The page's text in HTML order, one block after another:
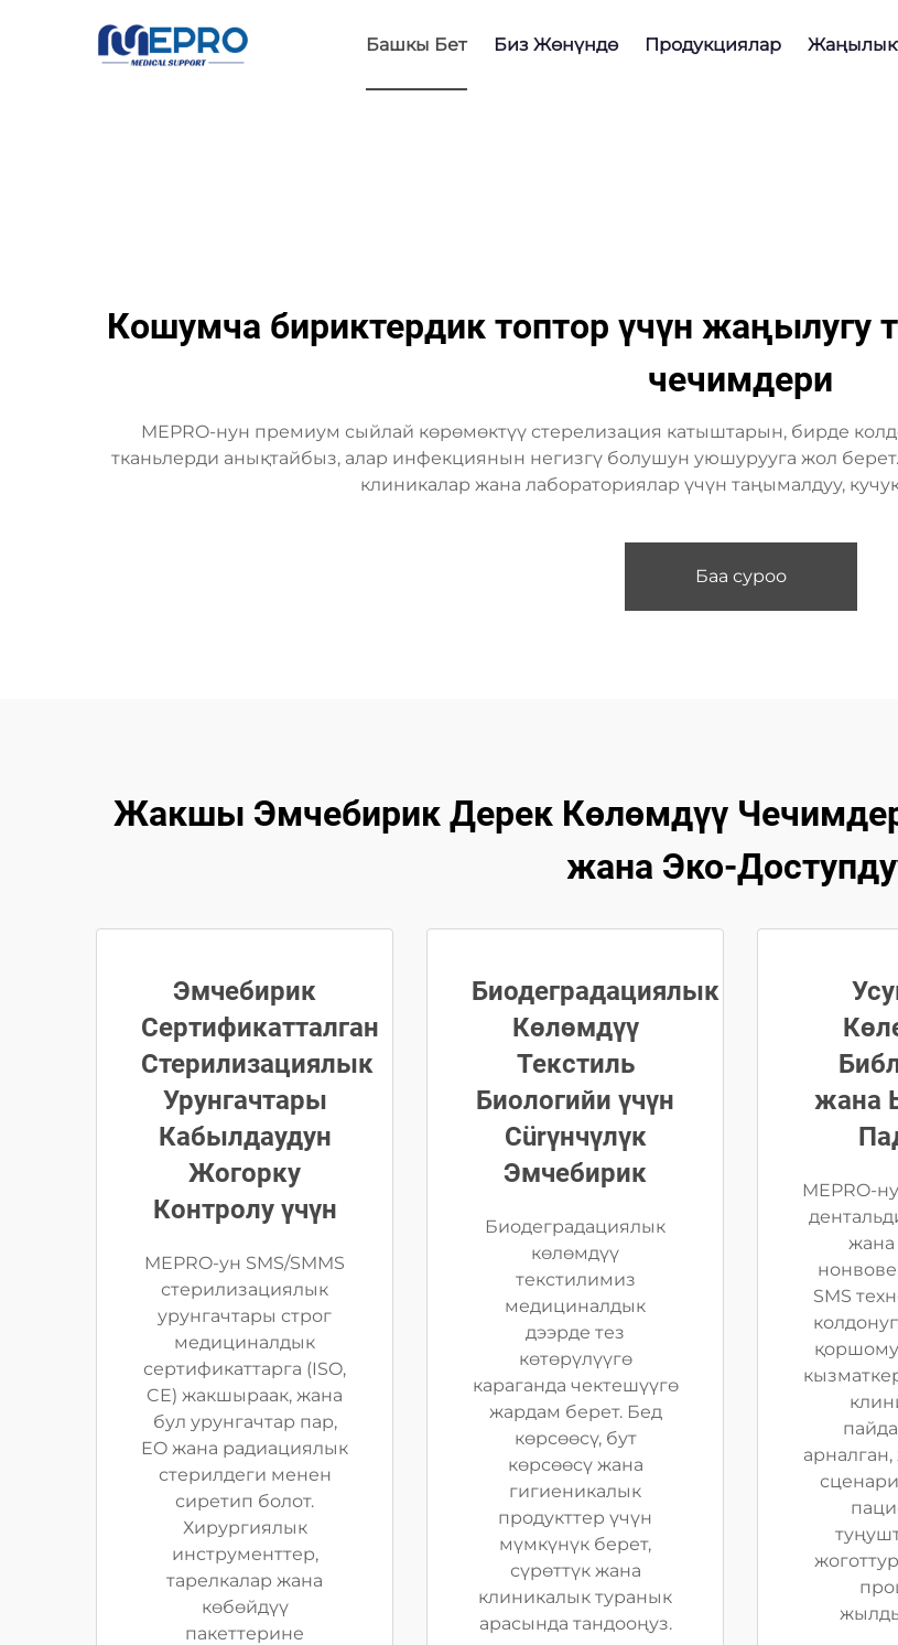
Башкы Бет Биз Жөнүндө Продукциялар
Кошумча бириктердик топтор үчүн жаңылугу
чечимдери
MEPRO-нун премиум сыйлай көрөмөктүү стерелизация катыштарын, бирде
тканьлерди анықтайбыз, алар инфекциянын негизгү болушун уюшурууга жол
клиникалар жана лабораториялар үчүн таңымалдуу,
Баа суроо
Жакшы Эмчебирик Дерек Көлөмдүү Чечимдер:
жана Эко-
Эмчебирик
Сертификатталган
Стерилизациялык
Урунгачтары
Кабылдаудун
Жогорку
Контролу үчүн
MEPRO-ун SMS/SMMS
стерилизациялык
урунгачтары строг
медициналдык
сертификаттарга (ISO,
CE) жакшыраак, жана
бул урунгачтар пар,
EO жана радиациялык
стерилдеги менен
сиретип болот.
Хирургиялык
инструменттер,
тарелкалар жана
көбөйдүү
пакеттерине
Биодеградациялык
Көлөмдүү
Текстиль
Биологийи үчүн
Сürүнчүлүк
Эмчебирик
Биодеградациялык
көлөмдүү
текстилимиз
медициналдык
дээрде тез
көтөрүлүүгө
караганда чектешүүгө
жардам берет. Бед
көрсөөсү, бут
көрсөөсү жана
гигиеникалык
продукттер үчүн
мүмкүнүк берет,
сүрөттүк жана
клиникалык туранык
арасында тандооңуз.
жана
MEPRO-
жана
SMS